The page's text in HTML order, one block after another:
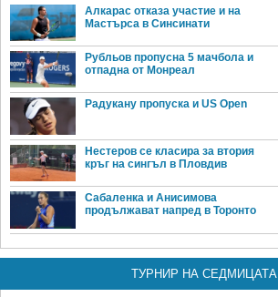
Алкарас отказа участие и на
Мастърса в Синсинати
Рубльов пропусна 5 мачбола и
отпадна от Монреал
Радукану пропуска и US Open
Нестеров се класира за втория
кръг на сингъл в Пловдив
Сабаленка и Анисимова
продължават напред в Торонто
ТУРНИР НА СЕДМИЦАТА